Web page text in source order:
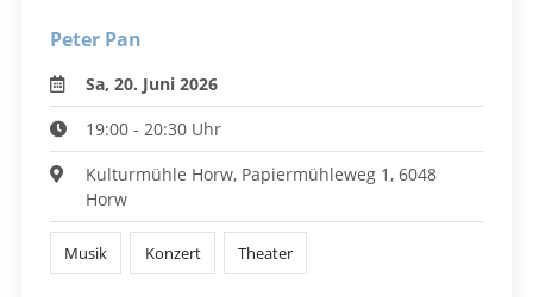
Peter Pan
Sa, 20. Juni 2026
19:00 - 20:30 Uhr
Kulturmühle Horw, Papiermühleweg 1, 6048
Horw
Musik Konzert Theater